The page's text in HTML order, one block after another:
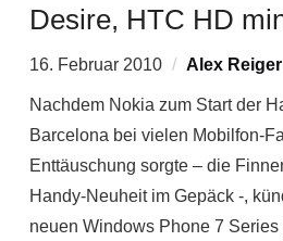
Desire, HTC HD
16. Februar 2010 Alex Reiger
Nachdem Nokia zum Start der
Barcelona bei vielen Mobilfon-
Enttäuschung sorgte – die
Handy-Neuheit im Gepäck -,
neuen Windows Phone 7